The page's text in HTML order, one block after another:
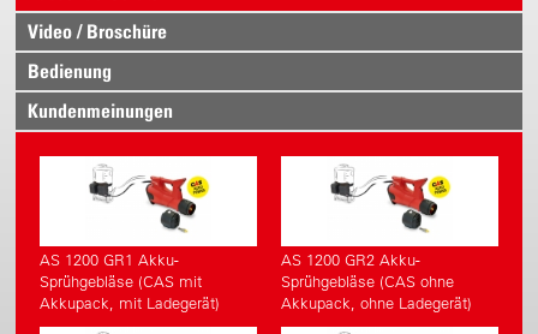
Video / Broschüre
Bedienung
Kundenmeinungen
AS 1200 GR1 Akku-
Sprühgebläse (CAS mit
Akkupack, mit Ladegerät)
AS 1200 GR2 Akku-
Sprühgebläse (CAS ohne
Akkupack, ohne Ladegerät)